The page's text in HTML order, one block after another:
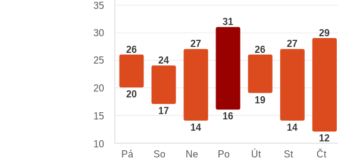
26
20
24
17
27
14
31
16
26
19
27
14
29
12
35
30
25
20
15
10
Pá
So Ne Po Út St Čt